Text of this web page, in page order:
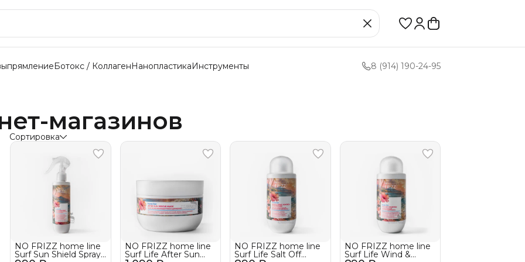
Ботокс / КоллагенНанопластикаИнструменты 8 (914) 190-24-95
магазинов
Сортировка
NO FRIZZ home line
Surf Sun Shield Spray
NO FRIZZ home line
Surf Life After Sun
NO FRIZZ home line
Surf Life Salt Off
NO FRIZZ home line
Surf Life Wind &